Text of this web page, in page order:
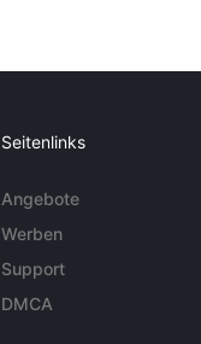
Seitenlinks
Angebote
Werben
Support
DMCA